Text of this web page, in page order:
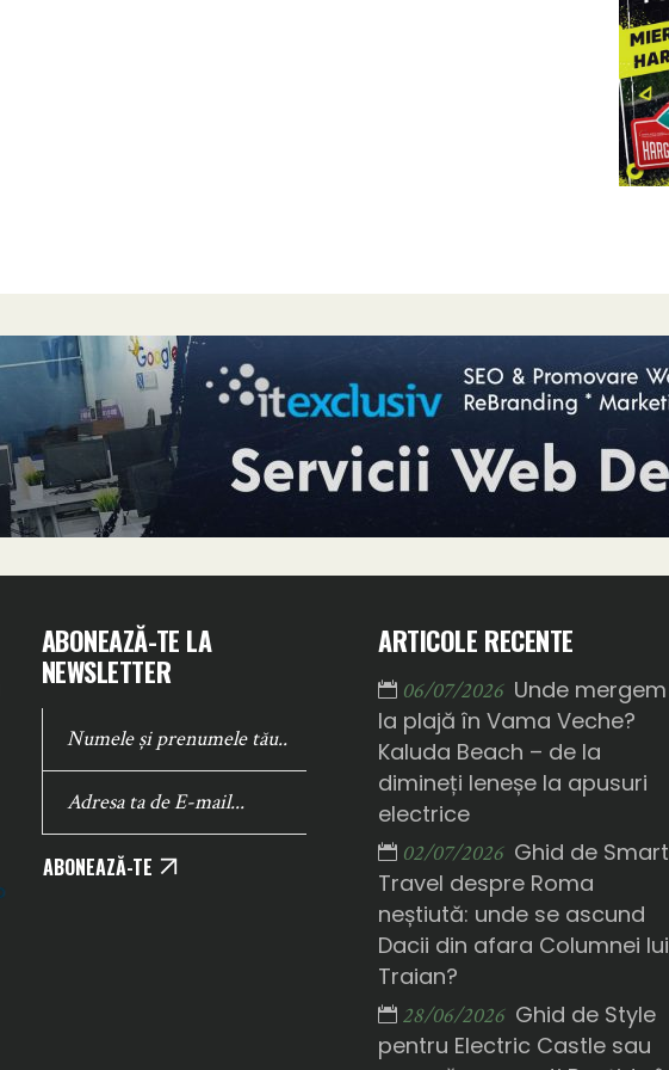
ABONEAZĂ-TE LA
NEWSLETTER
ABONEAZĂ-TE
ARTICOLE RECENTE
06/07/2026 Unde mergem
la plajă în Vama Veche?
Kaluda Beach – de la
dimineți leneșe la apusuri
electrice
02/07/2026 Ghid de Smart
Travel despre Roma
neștiută: unde se ascund
Dacii din afara Columnei lui
Traian?
28/06/2026 Ghid de Style
pentru Electric Castle sau